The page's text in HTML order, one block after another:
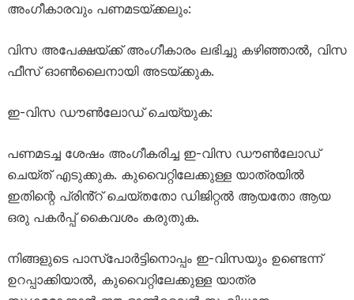
അംഗീകാരവും പണമടയ്ക്കലും:
വിസ അപേക്ഷയ്ക്ക് അംഗീകാരം ലഭിച്ചു കഴിഞ്ഞാൽ, വിസ
ഫീസ് ഓൺലൈനായി അടയ്ക്കുക.
ഇ-വിസ ഡൗൺലോഡ് ചെയ്യുക:
പണമടച്ച ശേഷം അംഗീകരിച്ച ഇ-വിസ ഡൗൺലോഡ്
ചെയ്ത് എടുക്കുക. കുവൈറ്റിലേക്കുള്ള യാത്രയിൽ
ഇതിന്റെ പ്രിൻ്റ് ചെയ്തതോ ഡിജിറ്റൽ ആയതോ ആയ
ഒരു പകർപ്പ് കൈവശം കരുതുക.
നിങ്ങളുടെ പാസ്‌പോർട്ടിനൊപ്പം ഇ-വിസയും ഉണ്ടെന്ന്
ഉറപ്പാക്കിയാൽ, കുവൈറ്റിലേക്കുള്ള യാത്ര